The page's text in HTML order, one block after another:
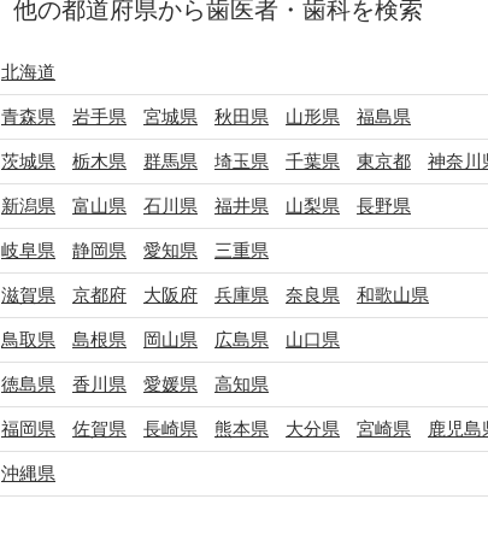
他の都道府県から歯医者・歯科を検索
北海道
青森県 岩手県 宮城県 秋田県 山形県 福島県
茨城県 栃木県 群馬県 埼玉県 千葉県 東京都 神奈川
新潟県 富山県 石川県 福井県 山梨県 長野県
岐阜県 静岡県 愛知県 三重県
滋賀県 京都府 大阪府 兵庫県 奈良県 和歌山県
鳥取県 島根県 岡山県 広島県 山口県
徳島県 香川県 愛媛県 高知県
福岡県 佐賀県 長崎県 熊本県 大分県 宮崎県 鹿児島
沖縄県